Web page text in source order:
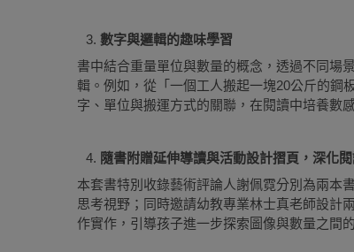
數字與邏輯的趣味學習
書中結合重量單位與數量的概念，透過不同場
輯。例如，從「一個工人搬起一塊20公斤的鋼
字、單位與搬運方式的關聯，在閱讀中培養數
隨書附贈延伸導讀與活動設計摺頁，深化
本套書特別收錄藝術評論人謝佩霓分別為兩本
思考視野；同時邀請幼教專業林士真老師設計
作實作，引導孩子進一步探索圖像與數量之間